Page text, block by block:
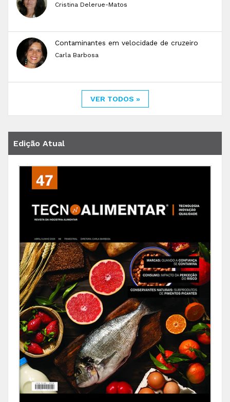
Cristina Delerue-Matos
Contaminantes em velocidade de cruzeiro
Carla Barbosa
VER TODOS »
Edição Atual